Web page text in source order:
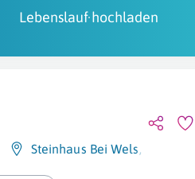
Lebenslauf hochladen
Steinhaus Bei Wels,